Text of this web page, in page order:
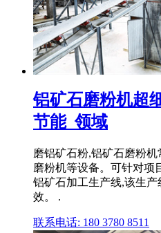
铝矿石磨粉机超
节能_领域
磨铝矿石粉,铝矿石磨粉
磨粉机等设备。可针对项
铝矿石加工生产线,该生
效。 .
联系电话: 180 3780 8511